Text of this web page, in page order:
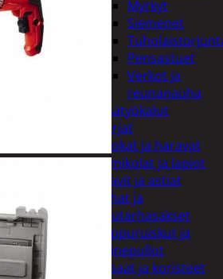
Myrkyt
Siemenet
Pensastuet
Verkot ja
reunanauha
Puutarhatyökalut
Harjat
Kuokat ja haravat
Lumikolat ja lapiot
Saavit ja astiat
Sahat ja
puutarhasakset
Reppuruiskut ja
painepullot
Pihapatsaat ja koristeet